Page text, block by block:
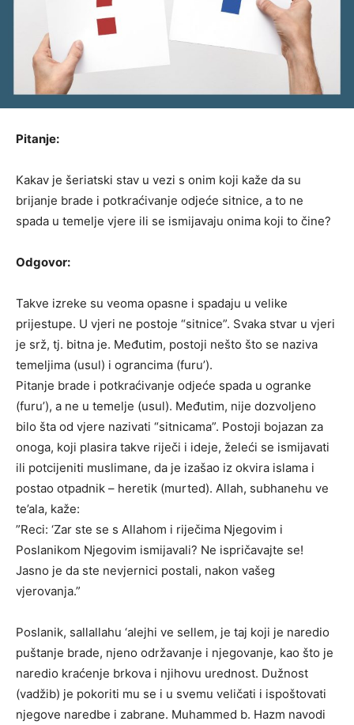
Pitanje:
Kakav je šeriatski stav u vezi s onim koji kaže da su
brijanje brade i potkraćivanje odjeće sitnice, a to ne
spada u temelje vjere ili se ismijavaju onima koji to čine?
Odgovor:
Takve izreke su veoma opasne i spadaju u velike
prijestupe. U vjeri ne postoje “sitnice”. Svaka stvar u vjeri
je srž, tj. bitna je. Međutim, postoji nešto što se naziva
temeljima (usul) i ograncima (furu’).
Pitanje brade i potkraćivanje odjeće spada u ogranke
(furu’), a ne u temelje (usul). Međutim, nije dozvoljeno
bilo šta od vjere nazivati “sitnicama”. Postoji bojazan za
onoga, koji plasira takve riječi i ideje, želeći se ismijavati
ili potcijeniti muslimane, da je izašao iz okvira islama i
postao otpadnik – heretik (murted). Allah, subhanehu ve
te’ala, kaže:
”Reci: ‘Zar ste se s Allahom i riječima Njegovim i
Poslanikom Njegovim ismijavali? Ne ispričavajte se!
Jasno je da ste nevjernici postali, nakon vašeg
vjerovanja.”
Poslanik, sallallahu ‘alejhi ve sellem, je taj koji je naredio
puštanje brade, njeno održavanje i njegovanje, kao što je
naredio kraćenje brkova i njihovu urednost. Dužnost
(vadžib) je pokoriti mu se i u svemu veličati i ispoštovati
njegove naredbe i zabrane. Muhammed b. Hazm navodi